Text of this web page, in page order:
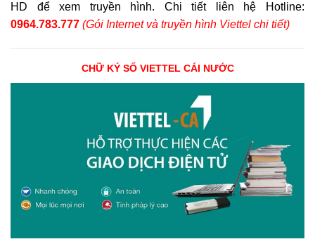
HD để xem truyền hình. Chi tiết liên hệ Hotline:
0964.783.777 (Gói Internet và truyền hình Viettel chi tiết)
CHỮ KÝ SỐ VIETTEL CÁI NƯỚC